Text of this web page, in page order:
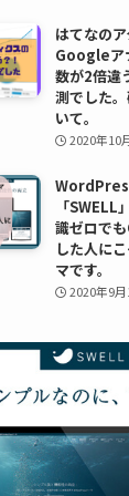
はてなの
Googleア
数が2倍違
測でした
いて。
2020年10
「SWELL
識ゼロで
した人に
マです。
2020年9